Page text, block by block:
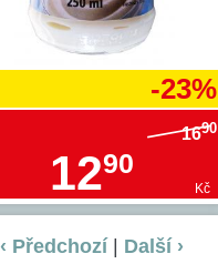
-23%
1690
1290
Kč
‹ Předchozí| Další ›